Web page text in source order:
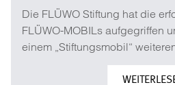
Die FLÜWO Stiftung hat die
FLÜWO-MOBILs aufgegriffen
einem „Stiftungsmobil“